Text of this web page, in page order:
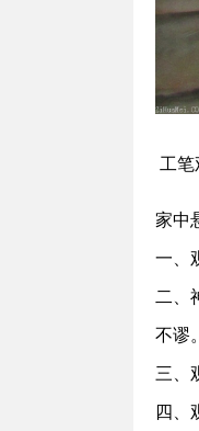
工
家中
一、
二、
不谬。
三、
四、